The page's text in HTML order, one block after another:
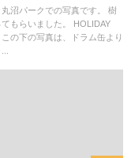
沼パークでの写真です。 樹
もらいました。 HOLIDAY
の下の写真は、ドラム缶より